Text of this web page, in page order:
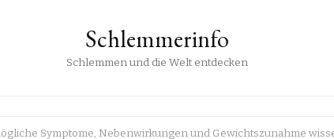
Schlemmerinfo
Schlemmen und die Welt entdecken
Symptome, Nebenwirkungen und Gewichtszunahme